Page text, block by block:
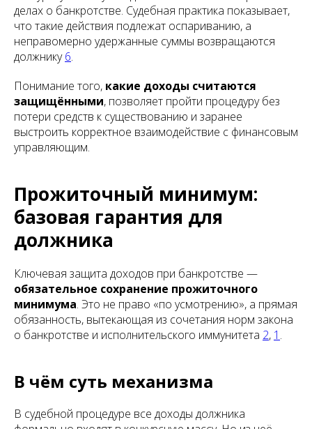
делах о банкротстве. Судебная практика показывает,
что такие действия подлежат оспариванию, а
неправомерно удержанные суммы возвращаются
должнику6.
Понимание того, какие доходы считаются
защищёнными, позволяет пройти процедуру без
потери средств к существованию и заранее
выстроить корректное взаимодействие с финансовым
управляющим.
Прожиточный минимум:
базовая гарантия для
должника
Ключевая защита доходов при банкротстве —
обязательное сохранение прожиточного
минимума. Это не право «по усмотрению», а прямая
обязанность, вытекающая из сочетания норм закона
о банкротстве и исполнительского иммунитета 2, 1 .
В чём суть механизма
В судебной процедуре все доходы должника